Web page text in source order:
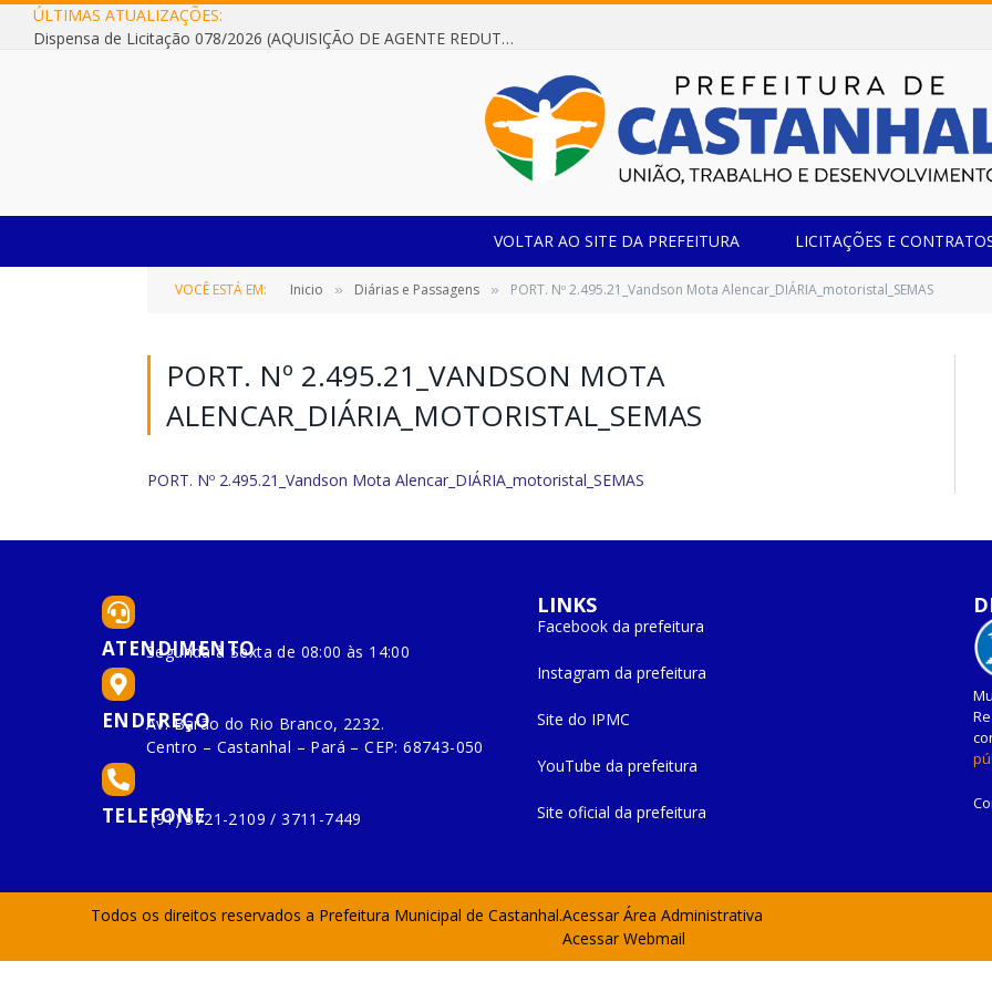
ÚLTIMAS ATUALIZAÇÕES:
Dispensa de Licitação 078/2026 (AQUISIÇÃO DE AGENTE REDUTOR LÍQUIDO AUTOMOTIVO – ARLA 32, PARA ATENDER A FROTA OFICIAL DE VEÍCULOS DA SECRETARIA MUNICIPAL DE EDUCAÇÃO DO MUNICÍPIO DE CASTANHAL/PA)
VOLTAR AO SITE DA PREFEITURA LICITAÇÕES E
VOCÊ ESTÁ EM: Inicio » Diárias e Passagens » PORT. Nº 2.495.21_Vandson Mota Alencar_DIÁRIA_motoristal_SEMAS
PORT. Nº 2.495.21_VANDSON MOTA
ALENCAR_DIÁRIA_MOTORISTAL_SEMAS
PORT. Nº 2.495.21_Vandson Mota Alencar_DIÁRIA_motoristal_SEMAS
ATENDIMENTO
Segunda à Sexta de 08:00 às 14:00
ENDEREÇO
Av. Barão do Rio Branco, 2232.
Centro – Castanhal – Pará – CEP: 68743-050
TELEFONE
(91) 3721-2109 / 3711-7449
LINKS
Facebook da prefeitura
Instagram da prefeitura
Site do IPMC
YouTube da prefeitura
Site oficial da prefeitura
Todos os direitos reservados a Prefeitura Municipal de Castanhal.Acessar Área Administrativa
Acessar Webmail